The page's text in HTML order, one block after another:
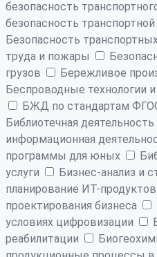
безопасность
безопасность
Безопасность
труда и пожары
грузов
Бережливое
Беспроводные технологии
БЖД по стандартам
Библиотечная
информационная
программы для юных
услуги
Бизнес-анализ и
планирование ИТ-продуктов
проектирования бизнеса
условиях цифровизации
реабилитации